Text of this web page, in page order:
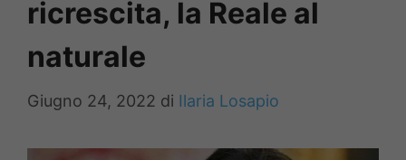
ricrescita, la Reale al
naturale
Giugno 24, 2022 di Ilaria Losapio